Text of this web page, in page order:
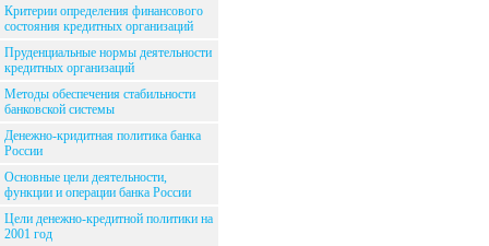
Критерии определения финансового
состояния кредитных организаций
Пруденциальные нормы деятельности
кредитных организаций
Методы обеспечения стабильности
банковской системы
Денежно-кридитная политика банка
России
Основные цели деятельности,
функции и операции банка России
Цели денежно-кредитной политики на
2001 год